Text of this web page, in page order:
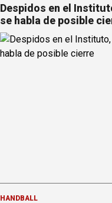
Despidos en el
se habla de posible
HANDBALL